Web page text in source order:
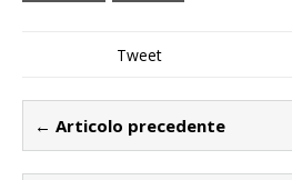
Tweet
← Articolo precedente